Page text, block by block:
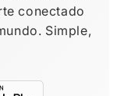
conectado
Simple,